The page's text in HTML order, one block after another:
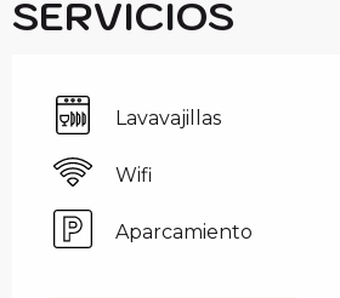
SERVICIOS
Lavavajillas
Wifi
Aparcamiento